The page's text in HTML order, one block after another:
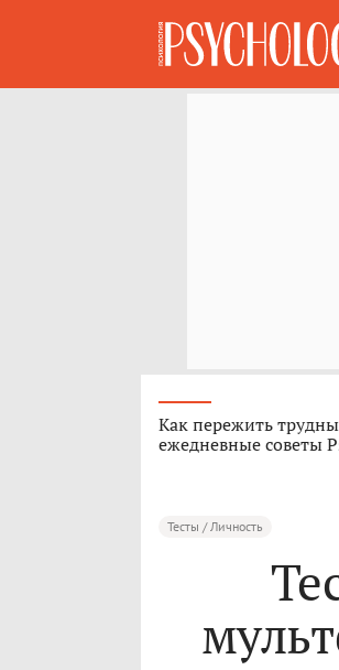
Как пережить
ежедневные советы
Тесты / Личность